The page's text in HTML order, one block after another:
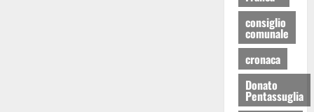
consiglio
comunale
cronaca
Donato
Pentassuglia